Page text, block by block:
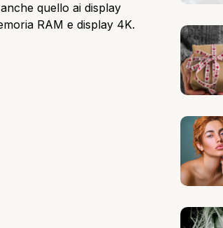
quello ai display
RAM e display 4K.